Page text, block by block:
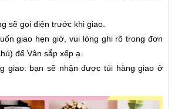
sẽ gọi điện trước khi giao.
giao hẹn giờ, vui lòng ghi rõ trong đơn
để Vân sắp xếp ạ.
giao: bạn sẽ nhận được túi hàng giao ở